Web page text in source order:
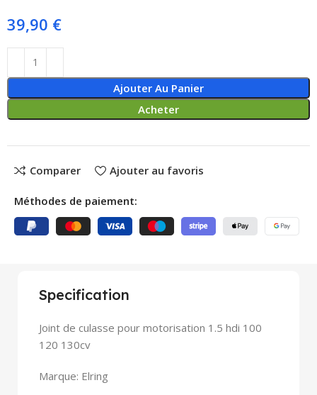
39,90 €
Ajouter Au Panier
Acheter
Comparer Ajouter au favoris
Méthodes de paiement:
Specification
Joint de culasse pour motorisation 1.5 hdi 100
120 130cv
Marque: Elring